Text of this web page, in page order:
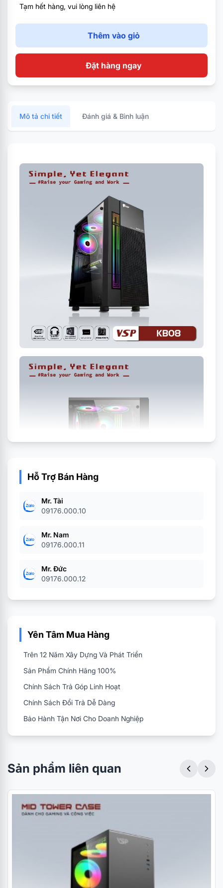
Chiều dài thẻ VGA tối đa: 250mm
Tạm hết hàng, vui lòng liên hệ
Thêm vào giỏ
Đặt hàng ngay
Mô tả chi tiết Đánh giá & Bình luận
Hỗ Trợ Bán Hàng
Mr. Tài
09176.000.10
Mr. Nam
09176.000.11
Mr. Đức
09176.000.12
Yên Tâm Mua Hàng
Trên 12 Năm Xây Dựng Và Phát Triển
Sản Phẩm Chính Hãng 100%
Chính Sách Trả Góp Linh Hoạt
Chính Sách Đổi Trả Dễ Dàng
Bảo Hành Tận Nơi Cho Doanh Nghiệp
Sản phẩm liên quan